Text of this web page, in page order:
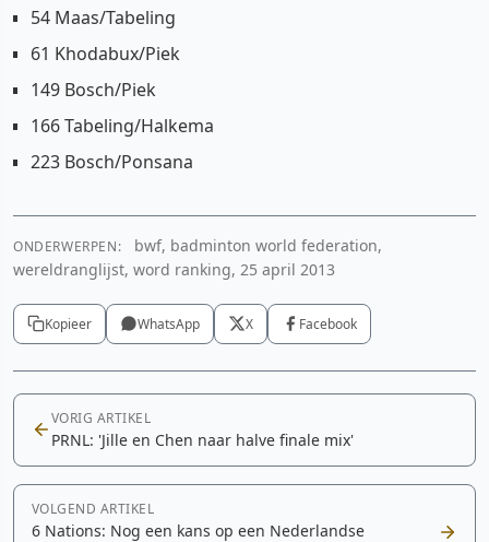
54 Maas/Tabeling
61 Khodabux/Piek
149 Bosch/Piek
166 Tabeling/Halkema
223 Bosch/Ponsana
ONDERWERPEN:
bwf, badminton world federation,
wereldranglijst, word ranking, 25 april 2013
Kopieer WhatsApp X Facebook
VORIG ARTIKEL
PRNL: 'Jille en Chen naar halve finale mix'
VOLGEND ARTIKEL
6 Nations: Nog een kans op een Nederlandse